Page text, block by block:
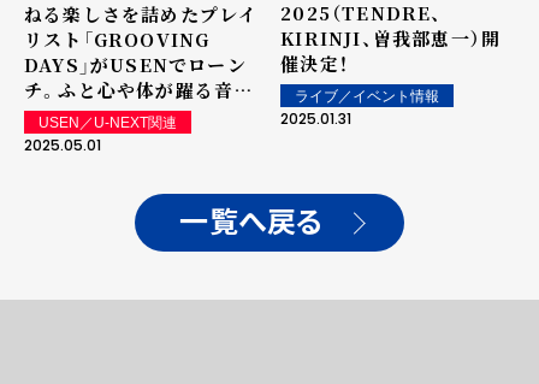
ねる楽しさを詰めたプレイ
リスト「GROOVING
DAYS」がUSENでローン
チ。ふと心や体が躍る音楽
の数々が日常生活を彩りま
す。
USEN／U-NEXT関連
2025.05.01
2025（TENDRE、
KIRINJI、曽我部恵一）開
催決定！
ライブ／イベント情報
2025.01.31
一覧へ戻る